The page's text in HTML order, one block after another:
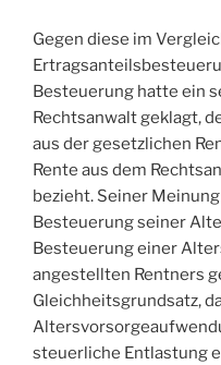
Gegen diese im
Besteuerung hatte ein
Rechtsanwalt geklagt,
aus der gesetzlichen
Rente aus dem
bezieht. Seiner
Besteuerung seiner
Besteuerung einer
angestellten Rentners
Gleichheitsgrundsatz,
steuerliche Entlastung